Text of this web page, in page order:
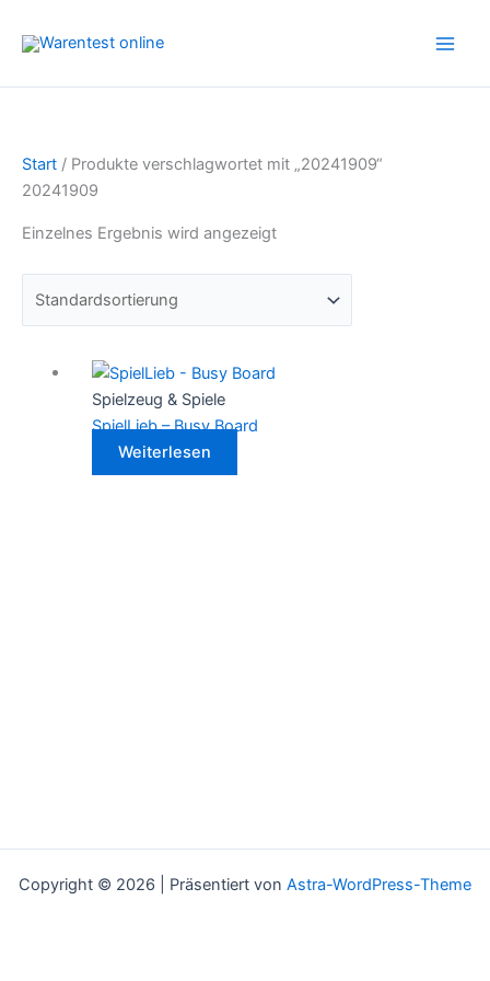
Inhalt
Start / Produkte verschlagwortet mit „20241909“
20241909
Einzelnes Ergebnis wird angezeigt
Spielzeug & Spiele
SpielLieb – Busy Board
Weiterlesen
Copyright © 2026 | Präsentiert von Astra-WordPress-Theme